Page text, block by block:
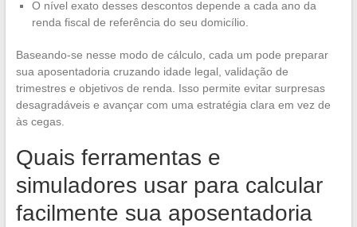
O nível exato desses descontos depende a cada ano da
renda fiscal de referência do seu domicílio.
Baseando-se nesse modo de cálculo, cada um pode preparar
sua aposentadoria cruzando idade legal, validação de
trimestres e objetivos de renda. Isso permite evitar surpresas
desagradáveis e avançar com uma estratégia clara em vez de
às cegas.
Quais ferramentas e
simuladores usar para calcular
facilmente sua aposentadoria